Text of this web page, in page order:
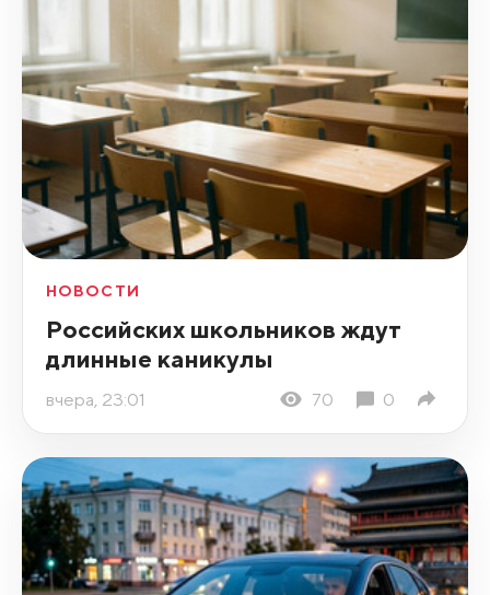
НОВОСТИ
Российских школьников ждут
длинные каникулы
вчера, 23:01 70 0